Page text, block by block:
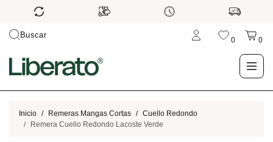
Buscar
0 0
LO NUEVO
Inicio Remeras Mangas Cortas
Cuello Redondo
Remera Cuello Redondo Lacoste Verde